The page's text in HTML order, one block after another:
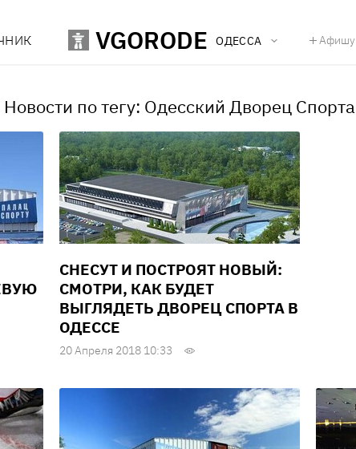
VGORODE ОДЕССА Афишу
Новости по тегу: Одесский Дворец Спорта
СНЕСУТ И ПОСТРОЯТ НОВЫЙ:
СМОТРИ, КАК БУДЕТ
ВЫГЛЯДЕТЬ ДВОРЕЦ СПОРТА В
ОДЕССЕ
20 Апреля 2018 10:33